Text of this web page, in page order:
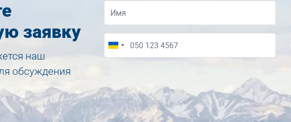
заявку
наш
обсуждения